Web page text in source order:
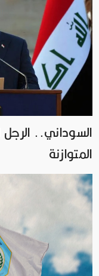
السوداني.. الرجل
المتوازنة